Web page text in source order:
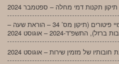
מעו”דכן יחסי עבודה – חוק פיצויי פיטורים (תיקון מס’ 34 – הוראת שעה –